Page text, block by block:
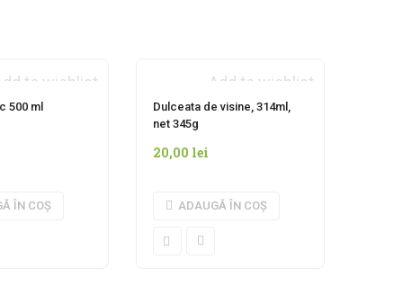
to wishlist
500 ml
ÎN COȘ
Add to wishlist
Dulceata de visine, 314ml,
net 345g
20,00 lei
ADAUGĂ ÎN COȘ